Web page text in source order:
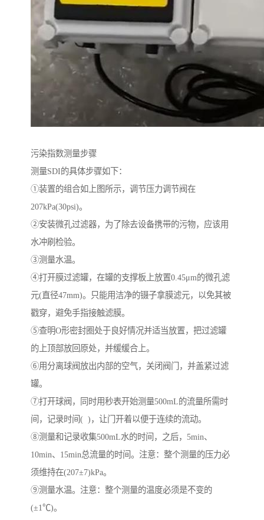
污染指数测量步骤
测量SDI的具体步骤如下：
①装置的组合如上图所示，调节压力调节阀在
207kPa(30psi)。
②安装微孔过滤器，为了除去设备携带的污物，应该用
水冲刷检验。
③测量水温。
④打开膜过滤罐，在罐的支撑板上放置0.45μm的微孔滤
元(直径47mm)。只能用洁净的镊子拿膜滤元，以免其被
戳穿，避免手指接触滤膜。
⑤查明O形密封圈处于良好情况并适当放置，把过滤罐
的上顶部放回原处，并缓缓合上。
⑥用分离球阀放出内部的空气，关闭阀门，并盖紧过滤
罐。
⑦打开球阀，同时用秒表开始测量500mL的流量所需时
间，记录时间( )，让门开着以便于连续的流动。
⑧测量和记录收集500mL水的时间，之后，5min、
10min、15min总流量的时间。注意：整个测量的压力必
须维持在(207±7)kPa。
⑨测量水温。注意：整个测量的温度必须是不变的
(±1℃)。